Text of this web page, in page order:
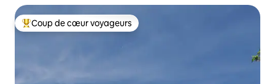
Coups de cœur voyageurs les plus appréciés
Coup de cœur voyageurs